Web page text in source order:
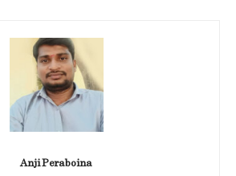
Anji Peraboina